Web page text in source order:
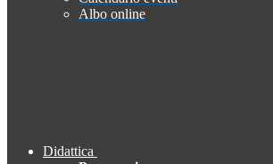
Albo online
Didattica